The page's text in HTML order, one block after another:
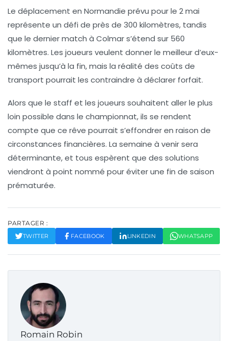
Le déplacement en Normandie prévu pour le 2 mai
représente un défi de près de 300 kilomètres, tandis
que le dernier match à Colmars’étend sur 560
kilomètres. Les joueurs veulent donner le meilleur d’eux-
mêmes jusqu’à la fin, mais la réalité des coûts de
transport pourrait les contraindre à déclarer forfait.
Alors que le staff et les joueurs souhaitent aller le plus
loin possible dans le championnat, ils se rendent
compte que ce rêve pourrait s’effondrer en raison de
circonstances financières. La semaine à venir sera
déterminante, et tous espèrent que des solutions
viendront à point nommé pour éviter une fin de saison
prématurée.
PARTAGER :
TWITTER FACEBOOK LINKEDIN WHATSAPP
Romain Robin